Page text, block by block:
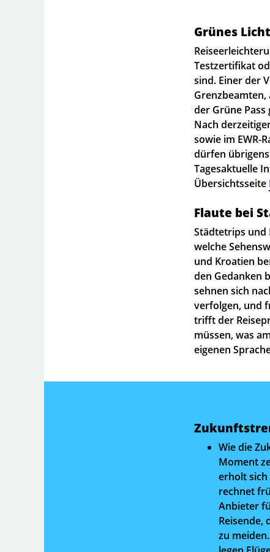
Grünes
Testzertifikat
sind. Einer der
der Grüne
Nach
sowie im EWR-
dürfen
Tagesaktuelle
Übersichtsseite
Flaute bei
Städtetrips und
welche
und Kroatien
den Gedanken
sehnen sich
verfolgen, und
trifft der
müssen, was
eigenen
Wie die
Moment
erholt
rechnet
Anbieter
Reisende,
zu